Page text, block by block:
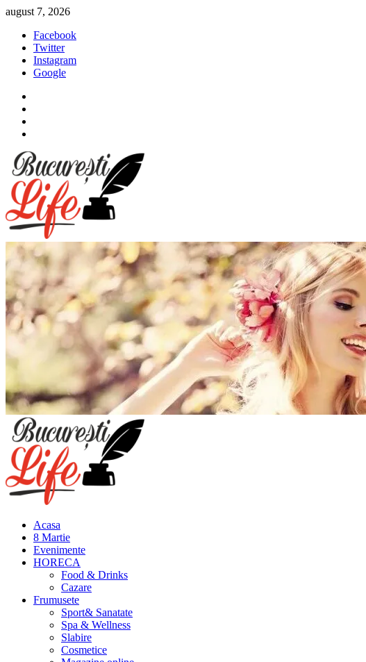
Sari
conținut
august 7, 2026
Facebook
Twitter
Instagram
Google
Meniu
principal
Acasa
8 Martie
Evenimente
HORECA
Food & Drinks
Cazare
Frumusete
Sport& Sanatate
Spa & Wellness
Slabire
Cosmetice